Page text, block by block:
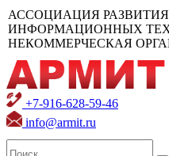
АССОЦИАЦИЯ
ИНФОРМАЦИОННЫХ
НЕКОММЕРЧЕСКАЯ
+7-916-628-59-46
info@armit.ru